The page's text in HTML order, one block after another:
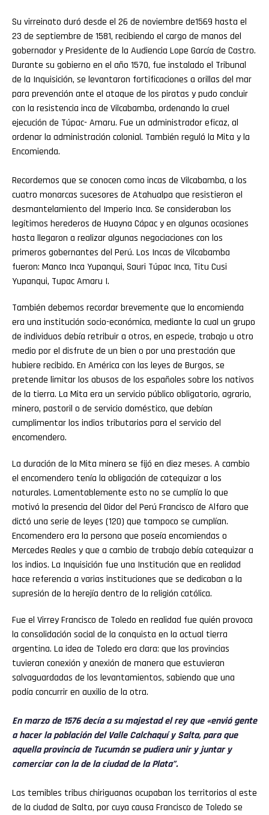
Su virreinato duró desde el 26 de noviembre de1569 hasta el
23 de septiembre de 1581, recibiendo el cargo de manos del
gobernador y Presidente de la Audiencia Lope García de Castro.
Durante su gobierno en el año 1570, fue instalado el Tribunal
de la Inquisición, se levantaron fortificaciones a orillas del mar
para prevención ante el ataque de los piratas y pudo concluir
con la resistencia inca de Vilcabamba, ordenando la cruel
ejecución de Túpac- Amaru. Fue un administrador eficaz, al
ordenar la administración colonial. También reguló la Mita y la
Encomienda.
Recordemos que se conocen como incas de Vilcabamba, a los
cuatro monarcas sucesores de Atahualpa que resistieron el
desmantelamiento del Imperio Inca. Se consideraban los
legítimos herederos de Huayna Cápac y en algunas ocasiones
hasta llegaron a realizar algunas negociaciones con los
primeros gobernantes del Perú. Los Incas de Vilcabamba
fueron: Manco Inca Yupanqui, Sauri Túpac Inca, Titu Cusi
Yupanqui, Tupac Amaru I.
También debemos recordar brevemente que la encomienda
era una institución socio-económica, mediante la cual un grupo
de individuos debía retribuir a otros, en especie, trabajo u otro
medio por el disfrute de un bien o por una prestación que
hubiere recibido. En América con las leyes de Burgos, se
pretende limitar los abusos de los españoles sobre los nativos
de la tierra. La Mita era un servicio público obligatorio, agrario,
minero, pastoril o de servicio doméstico, que debían
cumplimentar los indios tributarios para el servicio del
encomendero.
La duración de la Mita minera se fijó en diez meses. A cambio
el encomendero tenía la obligación de catequizar a los
naturales. Lamentablemente esto no se cumplía lo que
motivó la presencia del Oidor del Perú Francisco de Alfaro que
dictó una serie de leyes (120) que tampoco se cumplían.
Encomendero era la persona que poseía encomiendas o
Mercedes Reales y que a cambio de trabajo debía catequizar a
los indios. La Inquisición fue una Institución que en realidad
hace referencia a varias instituciones que se dedicaban a la
supresión de la herejía dentro de la religión católica.
Fue el Virrey Francisco de Toledo en realidad fue quién provoca
la consolidación social de la conquista en la actual tierra
argentina. La idea de Toledo era clara: que las provincias
tuvieran conexión y anexión de manera que estuvieran
salvaguardadas de los levantamientos, sabiendo que una
podía concurrir en auxilio de la otra.
En marzo de 1576 decía a su majestad el rey que «envió gente
a hacer la población del Valle Calchaquí y Salta, para que
aquella provincia de Tucumán se pudiera unir y juntar y
comerciar con la de la ciudad de la Plata”.
Las temibles tribus chiriguanas ocupaban los territorios al este
de la ciudad de Salta, por cuya causa Francisco de Toledo se